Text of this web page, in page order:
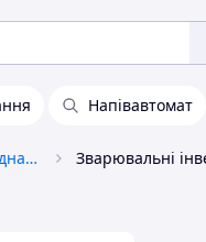
Напівавтомат
Зварювальне та паяльне обладнання Зварювальні